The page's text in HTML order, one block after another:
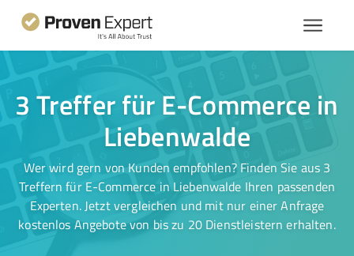
3 Treffer für E-Commerce in
Liebenwalde
Wer wird gern von Kunden empfohlen? Finden Sie aus 3
Treffern für E-Commerce in Liebenwalde Ihren passenden
Experten. Jetzt vergleichen und mit nur einer Anfrage
kostenlos Angebote von bis zu 20 Dienstleistern erhalten.